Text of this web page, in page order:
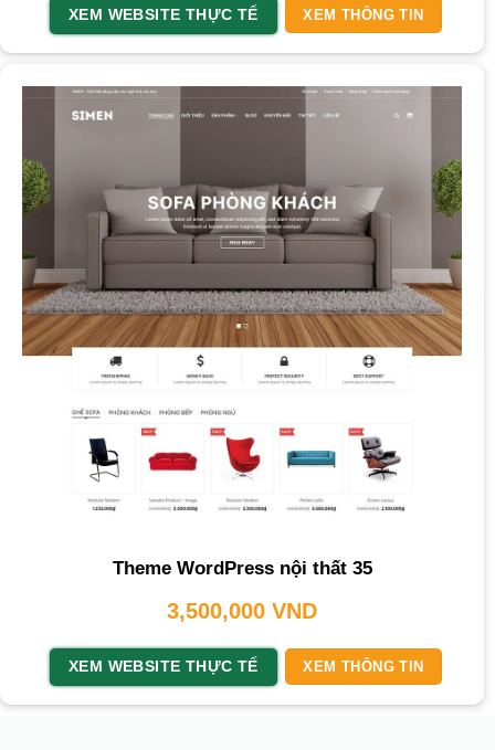
XEM WEBSITE THỰC TẾ XEM THÔNG TIN
Theme WordPress nội thất 35
3,500,000 VND
XEM WEBSITE THỰC TẾ XEM THÔNG TIN